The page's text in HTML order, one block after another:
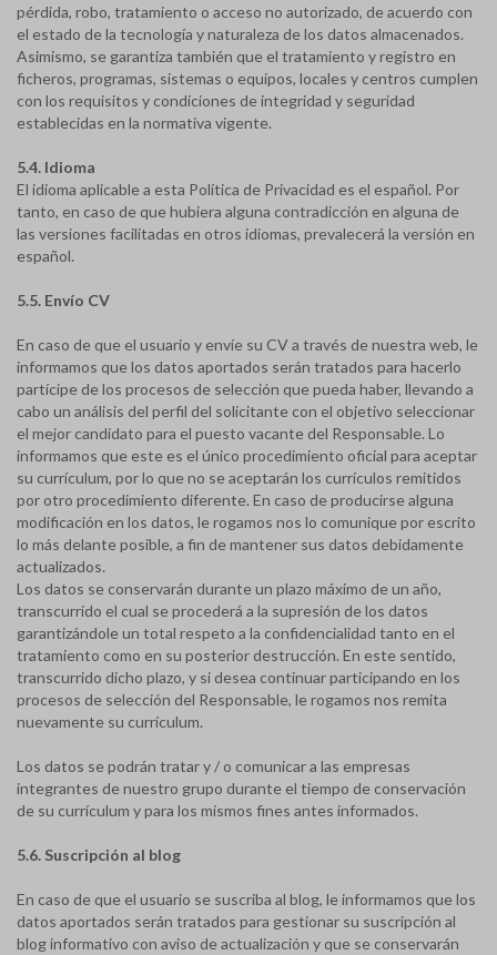
pérdida, robo, tratamiento o acceso no autorizado, de acuerdo con
el estado de la tecnología y naturaleza de los datos almacenados.
Asimismo, se garantiza también que el tratamiento y registro en
ficheros, programas, sistemas o equipos, locales y centros cumplen
con los requisitos y condiciones de integridad y seguridad
establecidas en la normativa vigente.
5.4. Idioma
El idioma aplicable a esta Política de Privacidad es el español. Por
tanto, en caso de que hubiera alguna contradicción en alguna de
las versiones facilitadas en otros idiomas, prevalecerá la versión en
español.
5.5. Envío CV
En caso de que el usuario y envíe su CV a través de nuestra web, le
informamos que los datos aportados serán tratados para hacerlo
partícipe de los procesos de selección que pueda haber, llevando a
cabo un análisis del perfil del solicitante con el objetivo seleccionar
el mejor candidato para el puesto vacante del Responsable. Lo
informamos que este es el único procedimiento oficial para aceptar
su currículum, por lo que no se aceptarán los currículos remitidos
por otro procedimiento diferente. En caso de producirse alguna
modificación en los datos, le rogamos nos lo comunique por escrito
lo más delante posible, a fin de mantener sus datos debidamente
actualizados.
Los datos se conservarán durante un plazo máximo de un año,
transcurrido el cual se procederá a la supresión de los datos
garantizándole un total respeto a la confidencialidad tanto en el
tratamiento como en su posterior destrucción. En este sentido,
transcurrido dicho plazo, y si desea continuar participando en los
procesos de selección del Responsable, le rogamos nos remita
nuevamente su currículum.
Los datos se podrán tratar y / o comunicar a las empresas
integrantes de nuestro grupo durante el tiempo de conservación
de su currículum y para los mismos fines antes informados.
5.6. Suscripción al blog
En caso de que el usuario se suscriba al blog, le informamos que los
datos aportados serán tratados para gestionar su suscripción al
blog informativo con aviso de actualización y que se conservarán